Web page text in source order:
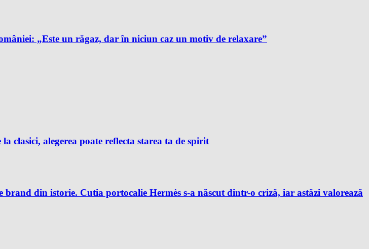
„Este un răgaz, dar în niciun caz un motiv de relaxare”
clasici, alegerea poate reflecta starea ta de spirit
din istorie. Cutia portocalie Hermès s-a născut dintr-o criză, iar astăzi valorează